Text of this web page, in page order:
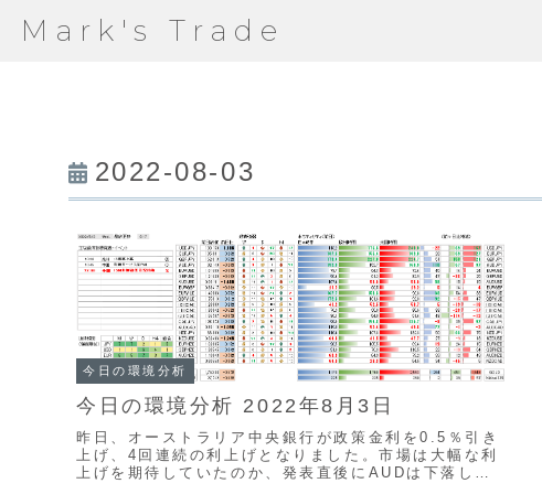
Mark's Trade
2022-08-03
今日の環境分析
今日の環境分析 2022年8月3日
昨日、オーストラリア中央銀行が政策金利を0.5％引き
上げ、4回連続の利上げとなりました。市場は大幅な利
上げを期待していたのか、発表直後にAUDは下落しま